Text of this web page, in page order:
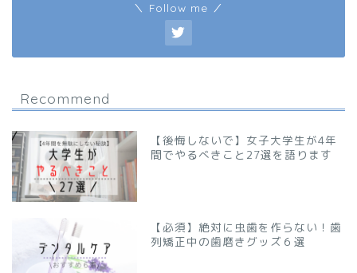
＼ Follow me ／
Recommend
【後悔しないで】女子大学生が4年
間でやるべきこと27選を語ります
【必須】絶対に虫歯を作らない！歯
列矯正中の歯磨きグッズ６選